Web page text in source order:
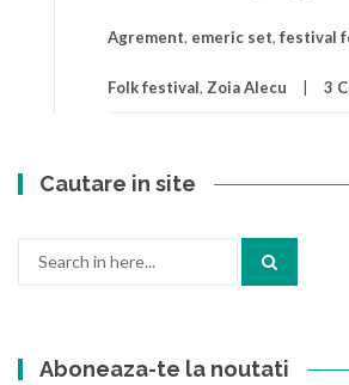
Agrement, emeric set, festival
Folk festival, Zoia Alecu 3
Cautare in site
Aboneaza-te la noutati